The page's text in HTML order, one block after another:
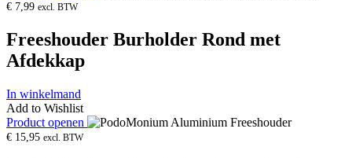
€ 7,99 excl. BTW
Freeshouder Burholder Rond met
Afdekkap
In winkelmand
Add to Wishlist
Product openen
€ 15,95 excl. BTW